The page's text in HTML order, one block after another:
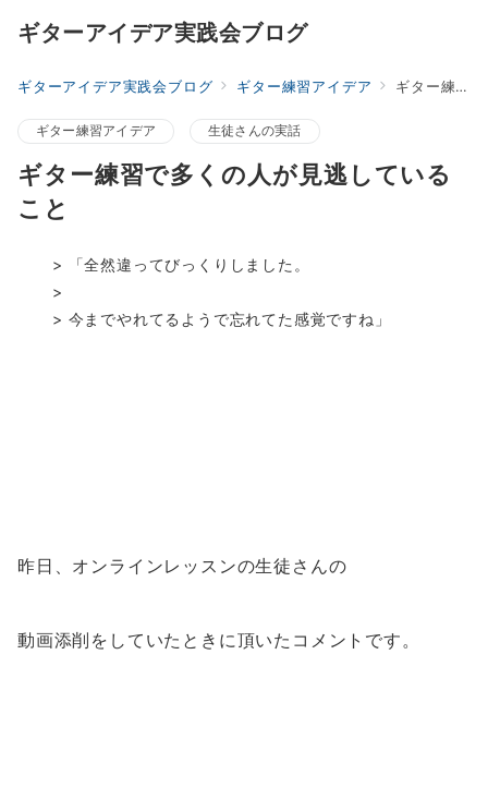
ギターアイデア実践会ブログ
ギターアイデア実践会ブログ ギター練習アイデア ギター練習で多くの人が見逃していること
ギター練習アイデア 生徒さんの実話
ギター練習で多くの人が見逃している
こと
> 「全然違ってびっくりしました。
>
> 今までやれてるようで忘れてた感覚ですね」
昨日、オンラインレッスンの生徒さんの
動画添削をしていたときに頂いたコメントです。